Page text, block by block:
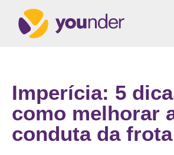
Imperícia: 5
como melhorar
conduta da frota